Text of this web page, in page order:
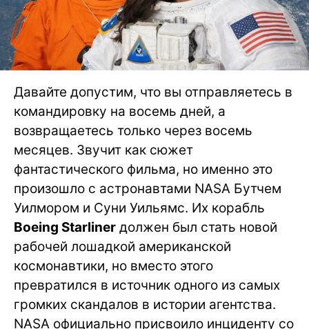
Давайте допустим, что вы отправляетесь в
командировку на восемь дней, а
возвращаетесь только через восемь
месяцев. Звучит как сюжет
фантастического фильма, но именно это
произошло с астронавтами NASA Бутчем
Уилмором и Суни Уильямс. Их корабль
Boeing Starliner должен был стать новой
рабочей лошадкой американской
космонавтики, но вместо этого
превратился в источник одного из самых
громких скандалов в истории агентства.
NASA официально присвоило инциденту со